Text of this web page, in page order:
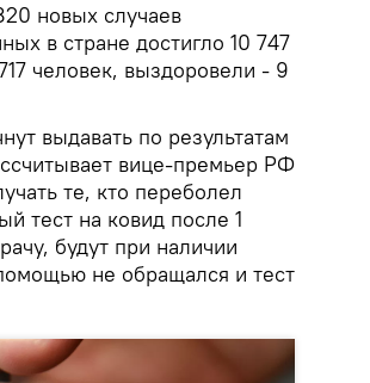
новых случаев
в стране достигло 10 747
человек, выздоровели - 9
выдавать по результатам
вице-премьер РФ
те, кто переболел
тест на ковид после 1
будут при наличии
не обращался и тест